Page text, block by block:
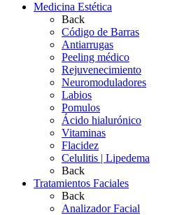
Medicina Estética
Back
Código de Barras
Antiarrugas
Peeling médico
Rejuvenecimiento
Neuromoduladores
Labios
Pomulos
Ácido hialurónico
Vitaminas
Flacidez
Celulitis | Lipedema
Back
Tratamientos Faciales
Back
Analizador Facial